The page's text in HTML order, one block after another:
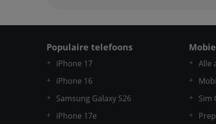
Populaire telefoons
iPhone 17
iPhone 16
Samsung Galaxy S26
iPhone 17e
Alle
Sim